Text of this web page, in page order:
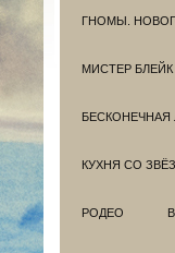
ГНОМЫ.
МИСТЕР
КУХНЯ СО
РОДЕО